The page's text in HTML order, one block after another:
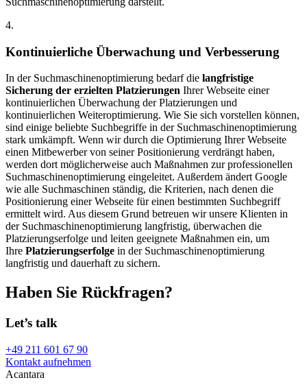
4.
Kontinuierliche Überwachung und Verbesserung
In der Suchmaschinenoptimierung bedarf die langfristige
Sicherung der erzielten Platzierungen Ihrer Webseite einer
kontinuierlichen Überwachung der Platzierungen und
kontinuierlichen Weiteroptimierung. Wie Sie sich vorstellen können,
sind einige beliebte Suchbegriffe in der Suchmaschinenoptimierung
stark umkämpft. Wenn wir durch die Optimierung Ihrer Webseite
einen Mitbewerber von seiner Positionierung verdrängt haben,
werden dort möglicherweise auch Maßnahmen zur professionellen
Suchmaschinenoptimierung eingeleitet. Außerdem ändert Google
wie alle Suchmaschinen ständig, die Kriterien, nach denen die
Positionierung einer Webseite für einen bestimmten Suchbegriff
ermittelt wird. Aus diesem Grund betreuen wir unsere Klienten in
der Suchmaschinenoptimierung langfristig, überwachen die
Platzierungserfolge und leiten geeignete Maßnahmen ein, um
Ihre Platzierungserfolge in der Suchmaschinenoptimierung
langfristig und dauerhaft zu sichern.
Haben Sie Rückfragen?
Let’s talk
+49 211 601 67 90
Kontakt aufnehmen
Acantara